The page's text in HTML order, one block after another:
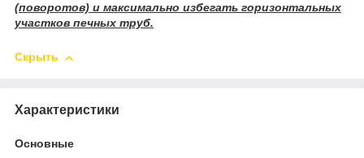
(поворотов) и максимально избегать горизонтальных
участков печных труб.
Скрыть
Характеристики
Основные